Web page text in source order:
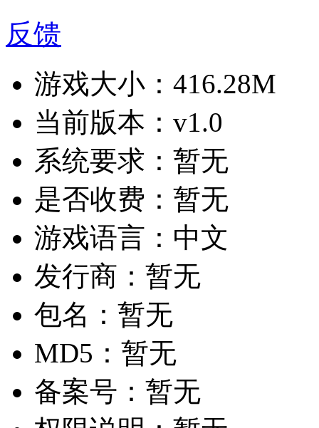
反馈
游戏大小： 416.28M
当前版本： v1.0
系统要求： 暂无
是否收费： 暂无
游戏语言： 中文
发行商： 暂无
包名： 暂无
MD5： 暂无
备案号： 暂无